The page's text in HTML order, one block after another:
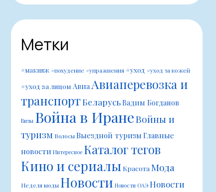
Метки
#макияж #похудение #упражнения #уход #уход за кожей
#уход за лицом Авиа Авиаперевозка и
транспортБеларусьВадим Богданов
Визы Война в ИранеВойны и
туризм ВолосыВыездной туризмГлавные
новости Интересное Каталог тегов
Кино и сериалыКрасота Мода
Неделя моды Новости Новости ОАЭ Новости